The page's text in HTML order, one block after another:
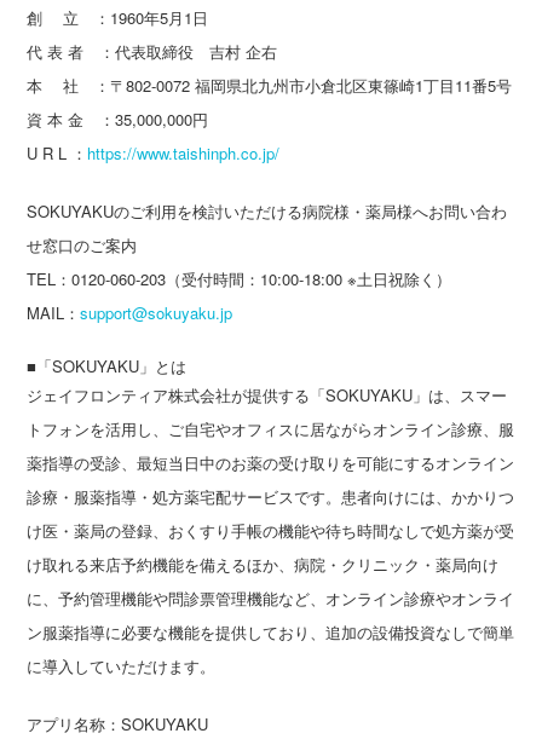
創 立 ：1960年5月1日
代 表 者 ：代表取締役 吉村 企右
本 社 ：〒802-0072 福岡県北九州市小倉北区東篠崎1丁目11番5号
資 本 金 ：35,000,000円
U R L ： https://www.taishinph.co.jp/
SOKUYAKUのご利用を検討いただける病院様・薬局様へお問い合わ
せ窓口のご案内
TEL：0120-060-203（受付時間：10:00-18:00 ※土日祝除く）
MAIL：support@sokuyaku.jp
■「SOKUYAKU」とは
ジェイフロンティア株式会社が提供する「SOKUYAKU」は、スマー
トフォンを活用し、ご自宅やオフィスに居ながらオンライン診療、服
薬指導の受診、最短当日中のお薬の受け取りを可能にするオンライン
診療・服薬指導・処方薬宅配サービスです。患者向けには、かかりつ
け医・薬局の登録、おくすり手帳の機能や待ち時間なしで処方薬が受
け取れる来店予約機能を備えるほか、病院・クリニック・薬局向け
に、予約管理機能や問診票管理機能など、オンライン診療やオンライ
ン服薬指導に必要な機能を提供しており、追加の設備投資なしで簡単
に導入していただけます。
アプリ名称：SOKUYAKU